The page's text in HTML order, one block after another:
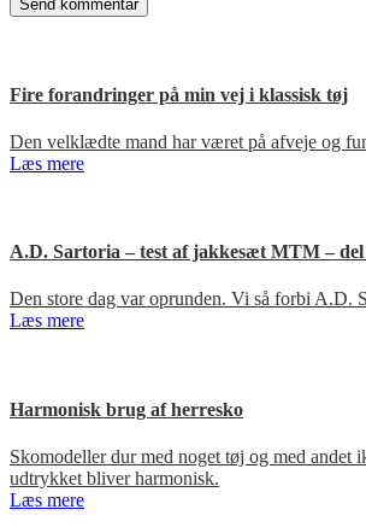
Fire forandringer på min vej i klassisk tøj
Den velklædte mand har været på afveje og
Læs mere
A.D. Sartoria – test af jakkesæt MTM – del
Den store dag var oprunden. Vi så forbi A.D.
Læs mere
Harmonisk brug af herresko
Skomodeller dur med noget tøj og med
udtrykket bliver harmonisk.
Læs mere